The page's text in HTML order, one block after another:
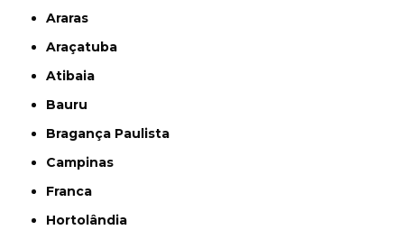
Araras
Araçatuba
Atibaia
Bauru
Bragança Paulista
Campinas
Franca
Hortolândia